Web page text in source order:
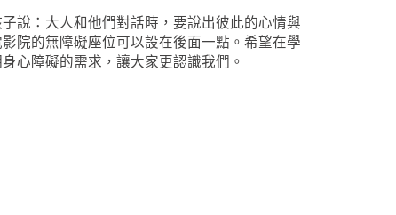
說：大人和他們對話時，要說出彼此的心情與
院的無障礙座位可以設在後面一點。希望在學
心障礙的需求，讓大家更認識我們。